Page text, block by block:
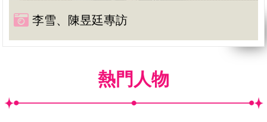
李雪、陳昱廷專訪
熱門人物